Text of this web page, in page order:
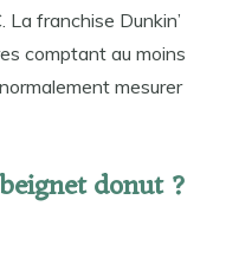
franchise Dunkin’
comptant au moins
mesurer
donut ?